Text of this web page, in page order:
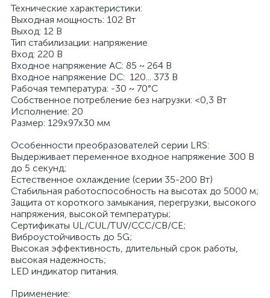
Технические характеристики:
Выходная мощность: 102 Вт
Выход: 12 В
Тип стабилизации: напряжение
Вход: 220 В
Входное напряжение AC: 85 ~ 264 В
Входное напряжение DС: 120... 373 В
Рабочая температура: -30 ~ 70°C
Собственное потребление без нагрузки: <0,3 Вт
Исполнение: 20
Размер: 129х97х30 мм
Особенности преобразователей серии LRS:
Выдерживает переменное входное напряжение 300 В
до 5 секунд;
Естественное охлаждение (серии 35-200 Вт)
Стабильная работоспособность на высотах до 5000 м;
Защита от короткого замыкания, перегрузки, высокого
напряжения, высокой температуры;
Сертификаты UL/CUL/TUV/CCC/CB/CE;
Виброустойчивость до 5G;
Высокая эффективность, длительный срок работы,
высокая надежность;
LED индикатор питания.
Применение: